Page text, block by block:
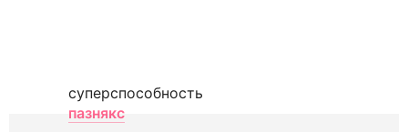
суперспособность
пазнякс